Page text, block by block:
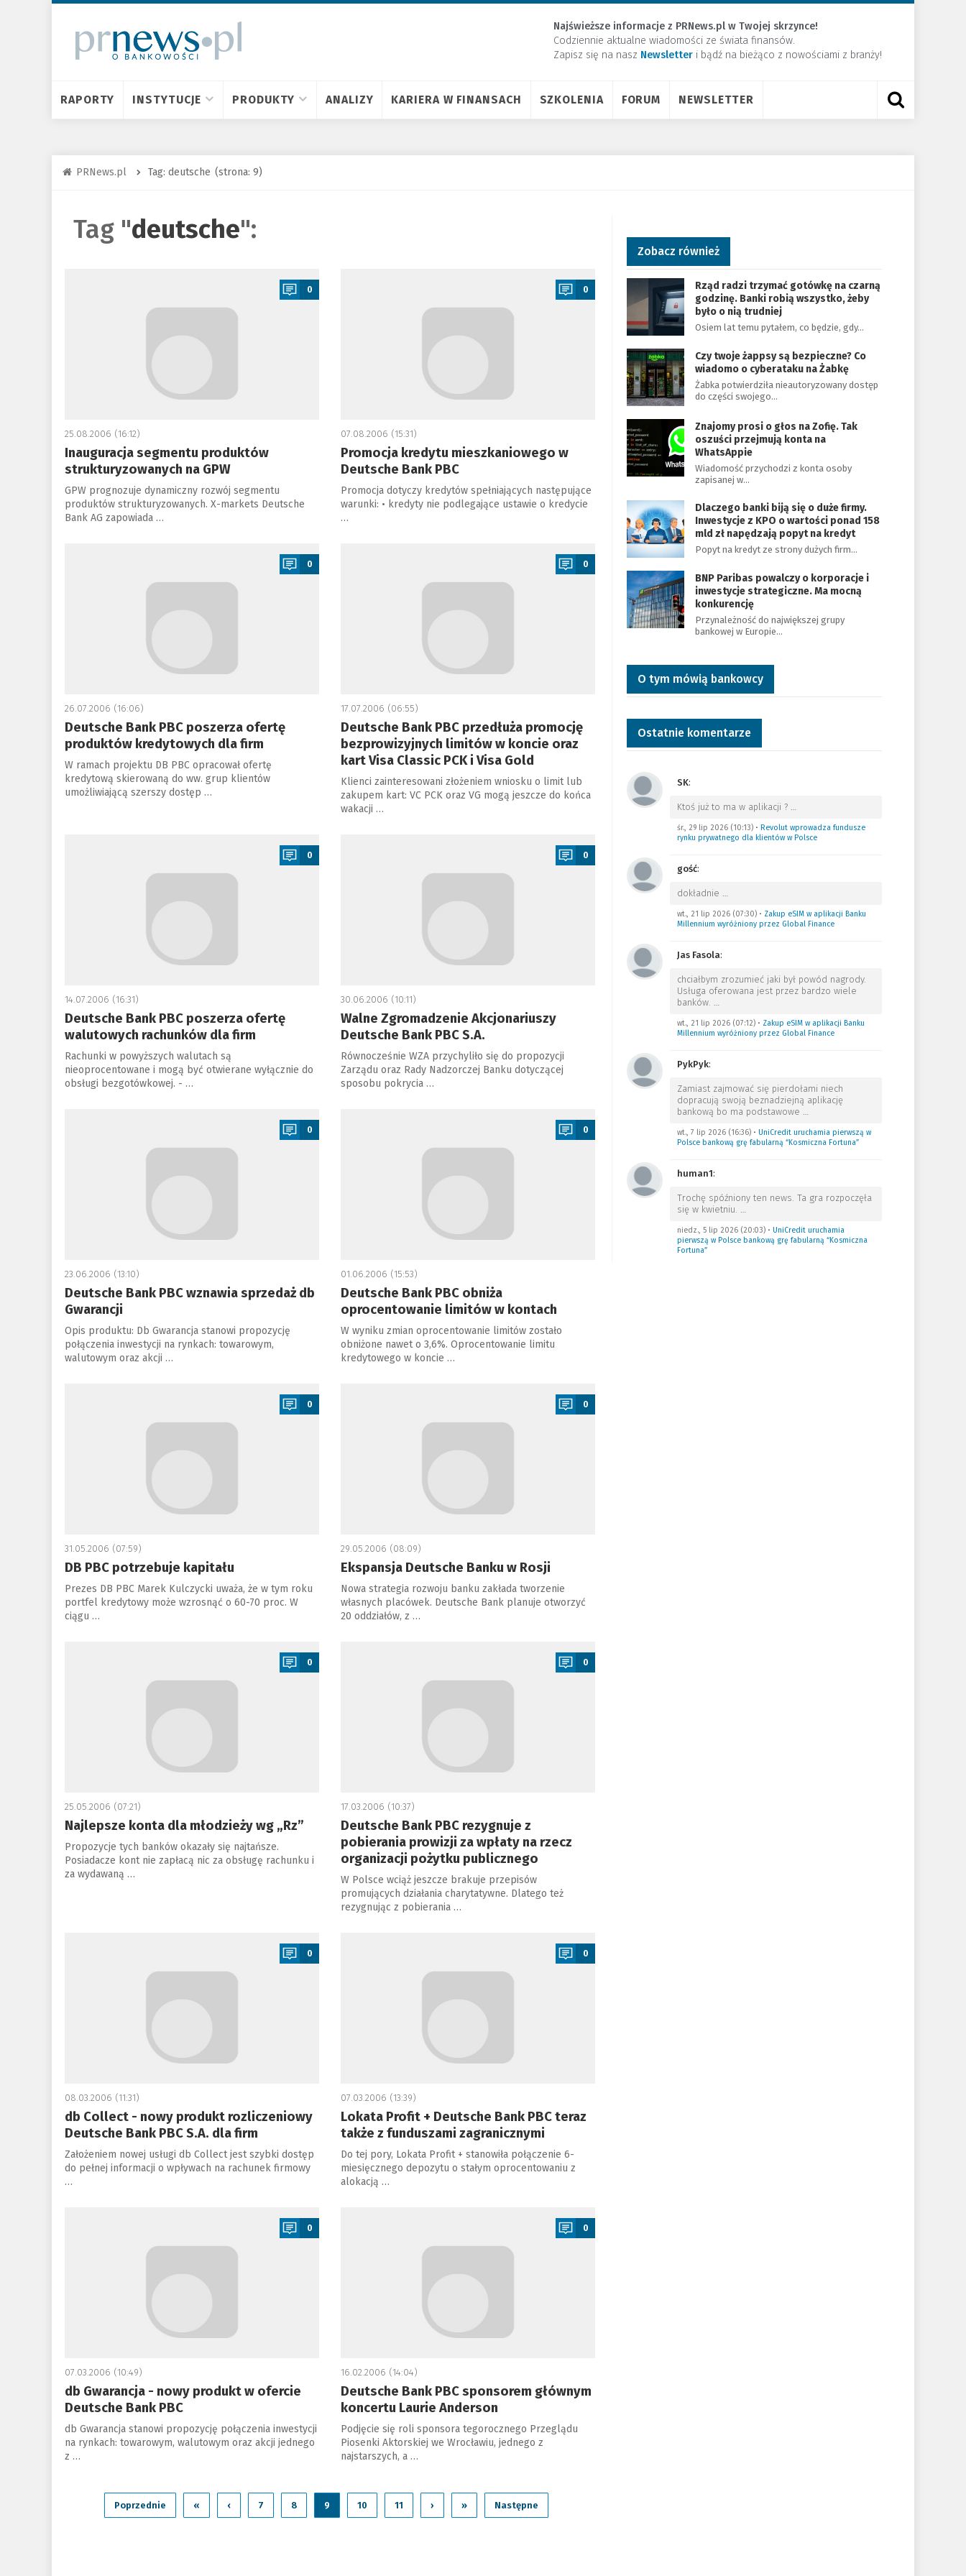
Najświeższe informacje z PRNews.pl w Twojej skrzynce!
Codziennie aktualne wiadomości ze świata finansów.
Zapisz się na nasz Newsletter ​i bądź na bieżąco z nowościami z branży!
RAPORTY INSTYTUCJE PRODUKTY ANALIZY KARIERA W FINANSACH SZKOLENIA FORUM NEWSLETTER
PRNews.pl Tag: deutsche (strona: 9)
Tag "deutsche":
0
25.08.2006 (16:12)
Inauguracja segmentu produktów
strukturyzowanych na GPW
GPW prognozuje dynamiczny rozwój segmentu
produktów strukturyzowanych. X-markets Deutsche
Bank AG zapowiada …
0
07.08.2006 (15:31)
Promocja kredytu mieszkaniowego w
Deutsche Bank PBC
Promocja dotyczy kredytów spełniających następujące
warunki: • kredyty nie podlegające ustawie o kredycie
…
0
26.07.2006 (16:06)
Deutsche Bank PBC poszerza ofertę
produktów kredytowych dla firm
W ramach projektu DB PBC opracował ofertę
kredytową skierowaną do ww. grup klientów
umożliwiającą szerszy dostęp …
0
17.07.2006 (06:55)
Deutsche Bank PBC przedłuża promocję
bezprowizyjnych limitów w koncie oraz
kart Visa Classic PCK i Visa Gold
Klienci zainteresowani złożeniem wniosku o limit lub
zakupem kart: VC PCK oraz VG mogą jeszcze do końca
wakacji …
0
14.07.2006 (16:31)
Deutsche Bank PBC poszerza ofertę
walutowych rachunków dla firm
Rachunki w powyższych walutach są
nieoprocentowane i mogą być otwierane wyłącznie do
obsługi bezgotówkowej. - …
0
30.06.2006 (10:11)
Walne Zgromadzenie Akcjonariuszy
Deutsche Bank PBC S.A.
Równocześnie WZA przychyliło się do propozycji
Zarządu oraz Rady Nadzorczej Banku dotyczącej
sposobu pokrycia …
0
23.06.2006 (13:10)
Deutsche Bank PBC wznawia sprzedaż db
Gwarancji
Opis produktu: Db Gwarancja stanowi propozycję
połączenia inwestycji na rynkach: towarowym,
walutowym oraz akcji …
0
01.06.2006 (15:53)
Deutsche Bank PBC obniża
oprocentowanie limitów w kontach
W wyniku zmian oprocentowanie limitów zostało
obniżone nawet o 3,6%. Oprocentowanie limitu
kredytowego w koncie …
0
31.05.2006 (07:59)
DB PBC potrzebuje kapitału
Prezes DB PBC Marek Kulczycki uważa, że w tym roku
portfel kredytowy może wzrosnąć o 60-70 proc. W
ciągu …
0
29.05.2006 (08:09)
Ekspansja Deutsche Banku w Rosji
Nowa strategia rozwoju banku zakłada tworzenie
własnych placówek. Deutsche Bank planuje otworzyć
20 oddziałów, z …
0
25.05.2006 (07:21)
Najlepsze konta dla młodzieży wg „Rz”
Propozycje tych banków okazały się najtańsze.
Posiadacze kont nie zapłacą nic za obsługę rachunku i
za wydawaną …
0
17.03.2006 (10:37)
Deutsche Bank PBC rezygnuje z
pobierania prowizji za wpłaty na rzecz
organizacji pożytku publicznego
W Polsce wciąż jeszcze brakuje przepisów
promujących działania charytatywne. Dlatego też
rezygnując z pobierania …
0
08.03.2006 (11:31)
db Collect - nowy produkt rozliczeniowy
Deutsche Bank PBC S.A. dla firm
Założeniem nowej usługi db Collect jest szybki dostęp
do pełnej informacji o wpływach na rachunek firmowy
…
0
07.03.2006 (13:39)
Lokata Profit + Deutsche Bank PBC teraz
także z funduszami zagranicznymi
Do tej pory, Lokata Profit + stanowiła połączenie 6-
miesięcznego depozytu o stałym oprocentowaniu z
alokacją …
0
07.03.2006 (10:49)
db Gwarancja - nowy produkt w ofercie
Deutsche Bank PBC
db Gwarancja stanowi propozycję połączenia inwestycji
na rynkach: towarowym, walutowym oraz akcji jednego
z …
0
16.02.2006 (14:04)
Deutsche Bank PBC sponsorem głównym
koncertu Laurie Anderson
Podjęcie się roli sponsora tegorocznego Przeglądu
Piosenki Aktorskiej we Wrocławiu, jednego z
najstarszych, a …
Poprzednie « ‹ 7 8 9 10 11 › » Następne
Zobacz również
Rząd radzi trzymać gotówkę na czarną
godzinę. Banki robią wszystko, żeby
było o nią trudniej
Osiem lat temu pytałem, co będzie, gdy…
Czy twoje żappsy są bezpieczne? Co
wiadomo o cyberataku na Żabkę
Żabka potwierdziła nieautoryzowany dostęp
do części swojego…
Znajomy prosi o głos na Zofię. Tak
oszuści przejmują konta na
WhatsAppie
Wiadomość przychodzi z konta osoby
zapisanej w…
Dlaczego banki biją się o duże firmy.
Inwestycje z KPO o wartości ponad 158
mld zł napędzają popyt na kredyt
Popyt na kredyt ze strony dużych firm…
BNP Paribas powalczy o korporacje i
inwestycje strategiczne. Ma mocną
konkurencję
Przynależność do największej grupy
bankowej w Europie…
O tym mówią bankowcy
Ostatnie komentarze
SK:
Ktoś już to ma w aplikacji ? …
śr., 29 lip 2026 (10:13)• Revolut wprowadza fundusze
rynku prywatnego dla klientów w Polsce
gość:
dokładnie …
wt., 21 lip 2026 (07:30)• Zakup eSIM w aplikacji Banku
Millennium wyróżniony przez Global Finance
Jas Fasola:
chciałbym zrozumieć jaki był powód nagrody.
Usługa oferowana jest przez bardzo wiele
banków. …
wt., 21 lip 2026 (07:12)• Zakup eSIM w aplikacji Banku
Millennium wyróżniony przez Global Finance
PykPyk:
Zamiast zajmować się pierdołami niech
dopracują swoją beznadziejną aplikację
bankową bo ma podstawowe …
wt., 7 lip 2026 (16:36)• UniCredit uruchamia pierwszą w
Polsce bankową grę fabularną “Kosmiczna Fortuna”
human1:
Trochę spóźniony ten news. Ta gra rozpoczęła
się w kwietniu. …
niedz., 5 lip 2026 (20:03)• UniCredit uruchamia
pierwszą w Polsce bankową grę fabularną “Kosmiczna
Fortuna”